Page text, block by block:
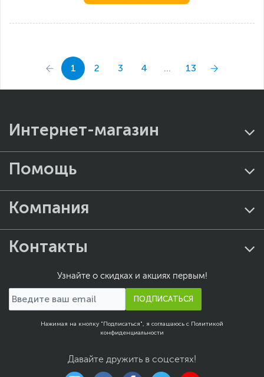
1 2 3 4 ... 13
Интернет-магазин
Помощь
Компания
Контакты
Узнайте о скидках и акциях первым!
ПОДПИСАТЬСЯ
Нажимая на кнопку "Подписаться", я соглашаюсь с Политикой
конфиденциальности
Давайте дружить в соцсетях!